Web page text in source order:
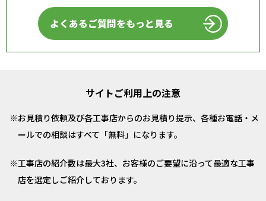
よくあるご質問をもっと見る
サイトご利用上の注意
お見積り依頼及び各工事店からのお見積り提示、各種お電話・メ
ールでの相談はすべて「無料」になります。
工事店の紹介数は最大3社、お客様のご要望に沿って最適な工事
店を選定しご紹介しております。